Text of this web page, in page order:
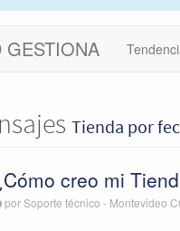
GESTIONA
Tienda por
creo mi
porSoporte técnico - Montevideo